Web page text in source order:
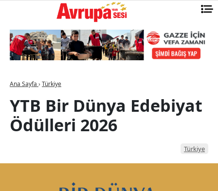
Ana Sayfa › Türkiye
YTB Bir Dünya Edebiyat
Ödülleri 2026
Türkiye